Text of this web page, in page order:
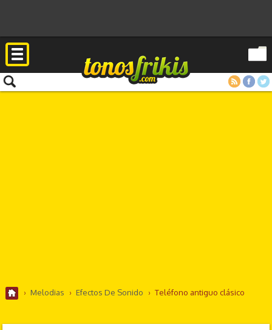
RSS FacebookTwitter
› Melodias › Efectos De Sonido › Teléfono antiguo clásico